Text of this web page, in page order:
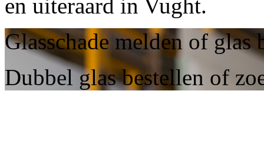
en uiteraard in Vught.
Glasschade melden of glas
Dubbel glas bestellen of